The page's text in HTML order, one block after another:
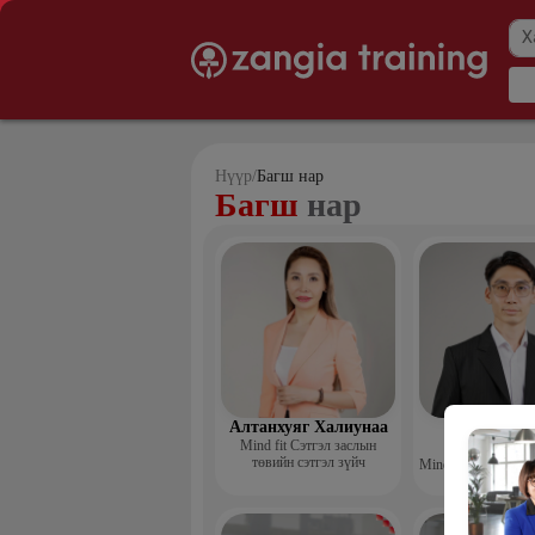
Нүүр/Багш нар
Багш нар
Алтанхуяг Халиунаа
Mind fit Сэтгэл заслын
төвийн сэтгэл зүйч
Mindfit сэтгэл
сэтгэл